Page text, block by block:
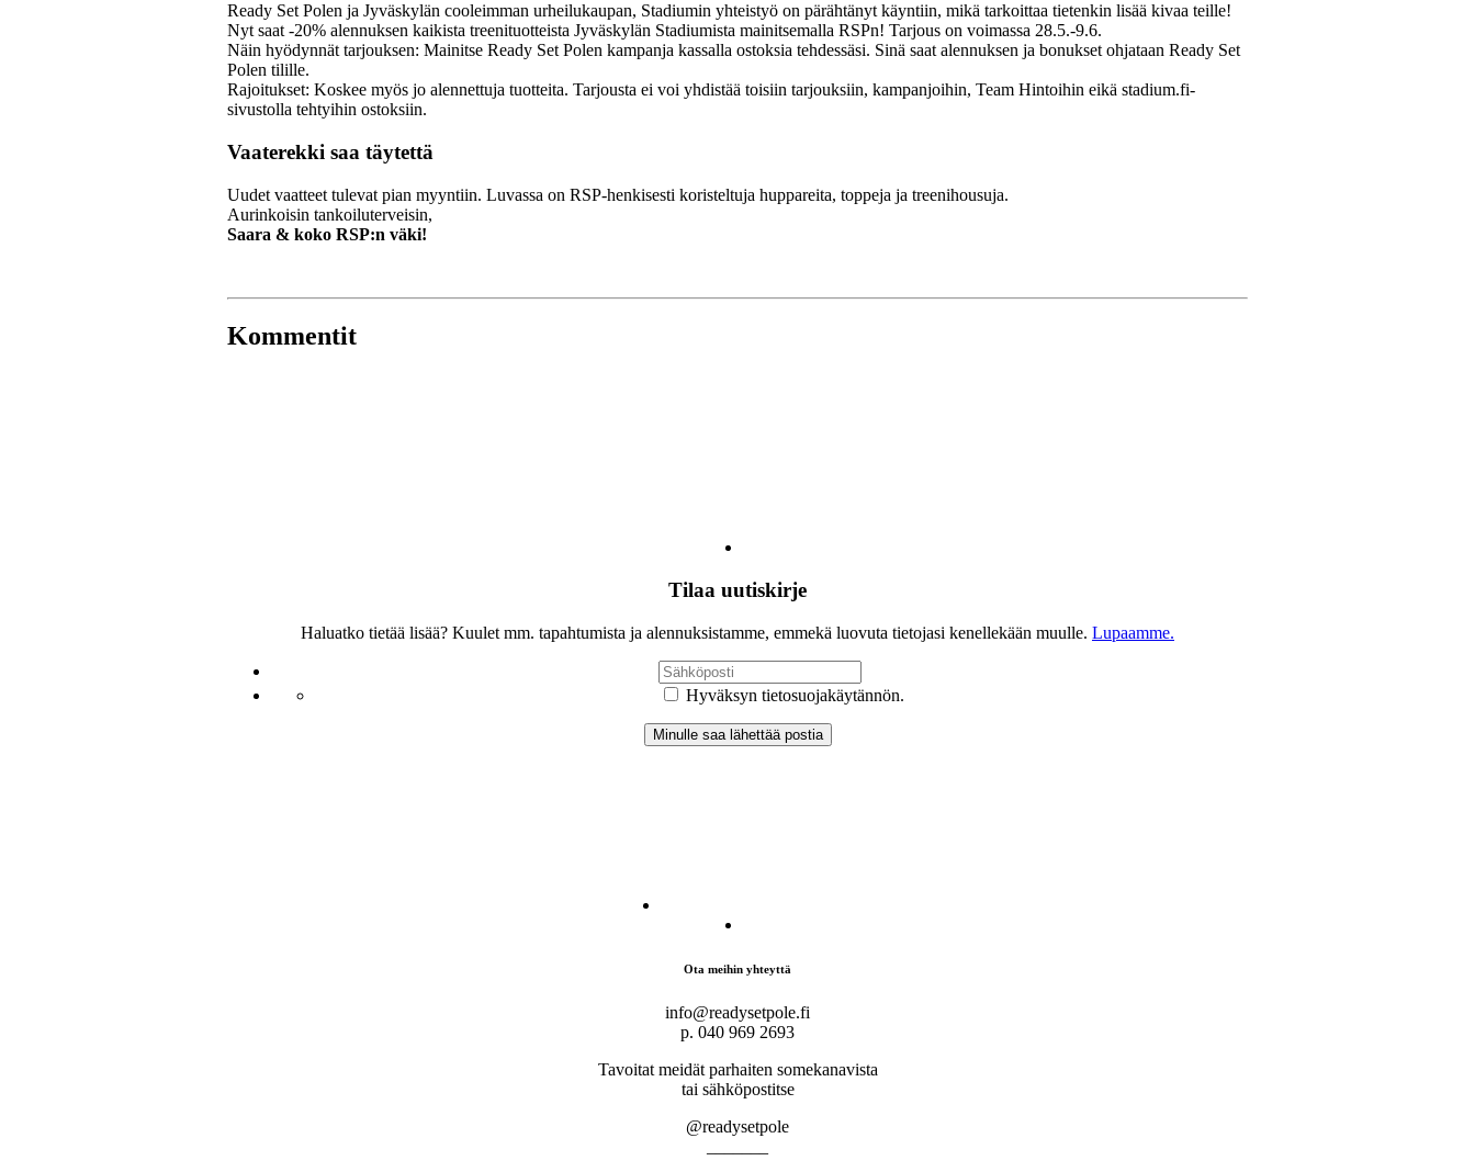
Ready Set Polen ja Jyväskylän cooleimman urheilukaupan, Stadiumin yhteistyö on pärähtänyt käyntiin, mikä tarkoittaa tietenkin lisää kivaa teille!
Nyt saat -20% alennuksen kaikista treenituotteista Jyväskylän Stadiumista mainitsemalla RSPn! Tarjous on voimassa 28.5.-9.6.
Näin hyödynnät tarjouksen: Mainitse Ready Set Polen kampanja kassalla ostoksia tehdessäsi. Sinä saat alennuksen ja bonukset ohjataan Ready Set
Polen tilille.
Rajoitukset: Koskee myös jo alennettuja tuotteita. Tarjousta ei voi yhdistää toisiin tarjouksiin, kampanjoihin, Team Hintoihin eikä stadium.fi-
sivustolla tehtyihin ostoksiin.
Vaaterekki saa täytettä
Uudet vaatteet tulevat pian myyntiin. Luvassa on RSP-henkisesti koristeltuja huppareita, toppeja ja treenihousuja.
Aurinkoisin tankoiluterveisin,
Saara & koko RSP:n väki!
Kommentit
Tilaa uutiskirje
Haluatko tietää lisää? Kuulet mm. tapahtumista ja alennuksistamme, emmekä luovuta tietojasi kenellekään muulle. Lupaamme.
Hyväksyn tietosuojakäytännön.
Ota meihin yhteyttä
info@readysetpole.fi
p. 040 969 2693
Tavoitat meidät parhaiten somekanavista
tai sähköpostitse
@readysetpole